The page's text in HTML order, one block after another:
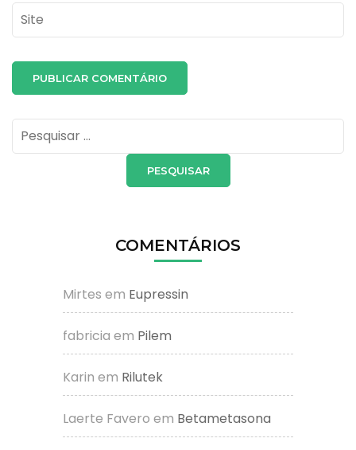
Site
Pesquisar
por:
COMENTÁRIOS
Mirtes em Eupressin
fabricia em Pilem
Karin em Rilutek
Laerte Favero em Betametasona